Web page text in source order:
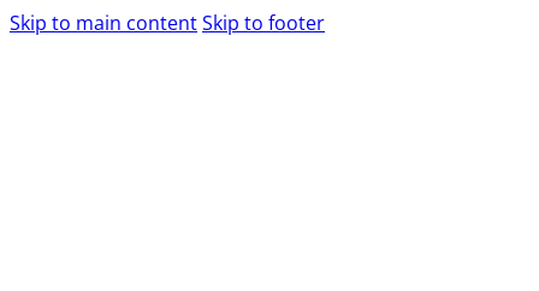
Skip to main contentSkip to footer